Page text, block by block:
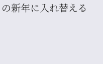
新年に入れ替える